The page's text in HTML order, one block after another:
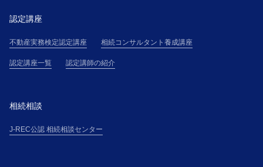
認定講座
不動産実務検定認定講座 相続コンサルタント養成講座
認定講座一覧 認定講師の紹介
相続相談
J-REC公認 相続相談センター